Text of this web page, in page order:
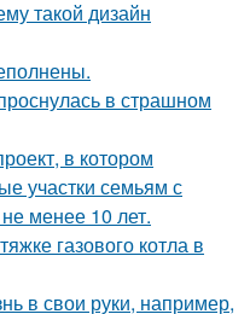
такой дизайн
в страшном
в котором
участки семьям с
менее 10 лет.
газового котла в
в свои руки, например,